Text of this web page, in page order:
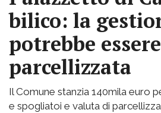
bilico: la
potrebbe essere
parcellizzata
Il Comune stanzia 140mila euro
e spogliatoi e valuta di